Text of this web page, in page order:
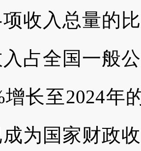
收入总量的
占全国一般
增长至2024年
为国家财政